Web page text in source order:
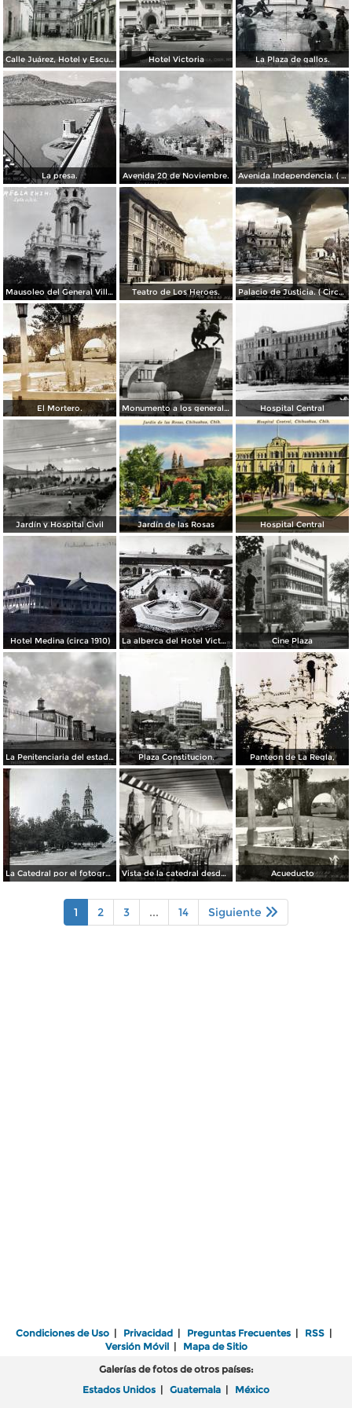
Calle Juárez, Hotel y Escuela Oficial No. 136 Hotel Victoria La Plaza de gallos.
La presa. Avenida 20 de Noviembre. Avenida Independencia. ( Circulada el 12 de Abril de 1929 ).
Mausoleo del General Villa en el panteon de La Regla ( Circulada el 11 de Junio de 1921 ). Teatro de Los Heroes. Palacio de Justicia. ( Circulada el 1 deDiciembre de 1946 ).
El Mortero. Monumento a los generales de la División del Norte Hospital Central
Jardín y Hospital Civil Jardín de las Rosas Hospital Central
Hotel Medina (circa 1910) La alberca del Hotel Victoria. Cine Plaza
La Penitenciaria del estado. Plaza Constitucion. Panteon de La Regla,
La Catedral por el fotografo William H. Rau.. Vista de la catedral desde el Hotel Palacio Hilton Acueducto
1 2 3 ... 14 Siguiente
Condiciones de Uso | Privacidad | Preguntas Frecuentes | RSS |
Versión Móvil| Mapa de Sitio
Galerías de fotos de otros países:
Estados Unidos | Guatemala | México